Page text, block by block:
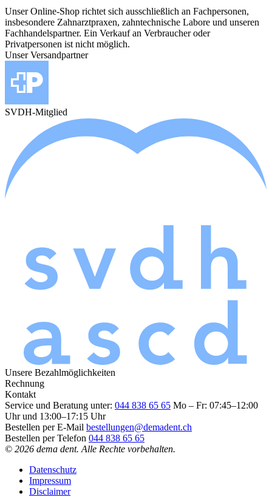
Unser Online-Shop richtet sich ausschließlich an Fachpersonen,
insbesondere Zahnarztpraxen, zahntechnische Labore und unseren
Fachhandelspartner. Ein Verkauf an Verbraucher oder
Privatpersonen ist nicht möglich.
Unser Versandpartner
SVDH-Mitglied
Unsere Bezahlmöglichkeiten
Rechnung
Kontakt
Service und Beratung unter: 044 838 65 65 Mo – Fr: 07:45–12:00
Uhr und 13:00–17:15 Uhr
Bestellen per E-Mail bestellungen@demadent.ch
Bestellen per Telefon 044 838 65 65
© 2026 dema dent. Alle Rechte vorbehalten.
Datenschutz
Impressum
Disclaimer